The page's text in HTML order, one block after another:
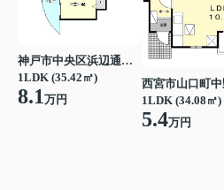
神戸市中央区浜辺通３丁目
1LDK (35.42㎡)
8.1万円
1LDK (34.08㎡)
5.4万円